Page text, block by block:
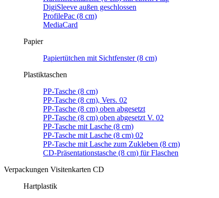
DigiSleeve außen geschlossen
ProfilePac (8 cm)
MediaCard
Papier
Papiertütchen mit Sichtfenster (8 cm)
Plastiktaschen
PP-Tasche (8 cm)
PP-Tasche (8 cm), Vers. 02
PP-Tasche (8 cm) oben abgesetzt
PP-Tasche (8 cm) oben abgesetzt V. 02
PP-Tasche mit Lasche (8 cm)
PP-Tasche mit Lasche (8 cm) 02
PP-Tasche mit Lasche zum Zukleben (8 cm)
CD-Präsentationstasche (8 cm) für Flaschen
Verpackungen Visitenkarten CD
Hartplastik